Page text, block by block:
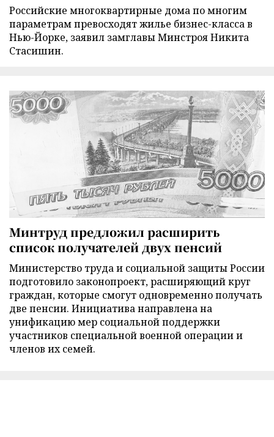
Российские многоквартирные дома по многим
параметрам превосходят жилье бизнес-класса в
Нью-Йорке, заявил замглавы Минстроя Никита
Стасишин.
Минтруд предложил расширить
список получателей двух пенсий
Министерство труда и социальной защиты России
подготовило законопроект, расширяющий круг
граждан, которые смогут одновременно получать
две пенсии. Инициатива направлена на
унификацию мер социальной поддержки
участников специальной военной операции и
членов их семей.